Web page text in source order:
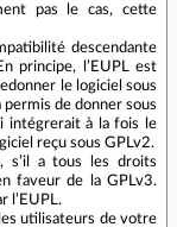
pas le cas, cette
descendante
principe, l’EUPL est
le logiciel sous
permis de donner sous
intégrerait à la fois le
reçu sous GPLv2.
s’il a tous les droits
faveur de la GPLv3.
l’EUPL.
utilisateurs de votre